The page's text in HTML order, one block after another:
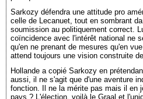
Sarkozy défendra une attitude pro
celle de Lecanuet, tout en sombrant
soumission au politiquement correct.
coïncidence avec l'intérêt national ne
qu'en ne prenant de mesures qu'en
attend toujours une vision construite
Hollande a copié Sarkozy en
aussi, il ne s'agit que d'une aventure
fonction. Il ne la mérite pas mais il en
pays ? L'élection, voilà le Graal et